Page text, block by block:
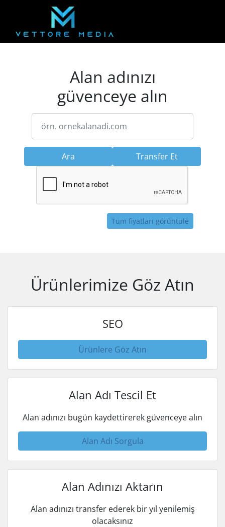
Alan adınızı
güvenceye alın
Ara Transfer Et
Tüm fiyatları görüntüle
Ürünlerimize Göz Atın
SEO
Ürünlere Göz Atın
Alan Adı Tescil Et
Alan adınızı bugün kaydettirerek güvenceye alın
Alan Adı Sorgula
Alan Adınızı Aktarın
Alan adınızı transfer ederek bir yıl yenilemiş
olacaksınız